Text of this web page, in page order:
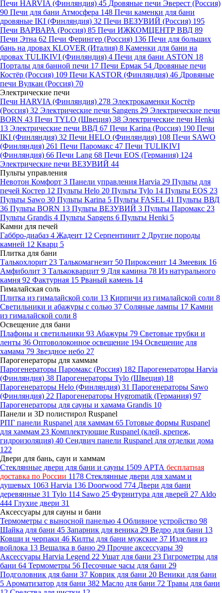
Печи HARVIA (Финляндия) 45 Дровяные печи Эверест (Россия)
90 Печи для бани Атмосфера 148 Печи каменки для бани
дровяные IKI (Финляндия) 32 Печи ВЕЗУВИЙ (Россия) 195
Печи ВАРВАРА (Россия) 85 Печи ИЖКОМЦЕНТР ВВД 89
Печи Этна 62 Печи Ферингер (Россия) 136 Печи для больших
бань на дровах KLOVER (Италия) 8 Каменки для бани на
дровах TULIKIVI (Финляндия) 4 Печи для бани ASTON 18
Порталы для банной печи 17 Печи Ермак 54 Дровяные печи
Костёр (Россия) 109 Печи KASTOR (Финляндия) 46 Дровяные
печи Вулкан (Россия) 70
Электрические печи
Печи HARVIA (Финляндия) 278 Электрокаменки Костёр
(Россия) 32 Электрические печи Sangens 29 Электрические печи
BORN 43 Печи TYLO (Швеция) 38 Электрические печи Henki
13 Электрические печи ВВД 67 Печи Karina (Россия) 190 Печи
IKI (Финляндия) 32 Печи HELO (Финляндия) 108 Печи SAWO
(Финляндия) 261 Печи Паромакс 47 Печи TULIKIVI
(Финляндия) 66 Печи Lang 68 Печи EOS (Германия) 124
Электрические печи ВЕЗУВИЙ 44
Пульты управления
Невотон Комфорт 3 Панели управления Harvia 29 Пульты для
печей Костер 12 Пульты Helo 20 Пульты Tylo 14 Пульты EOS 23
Пульты Sawo 30 Пульты Karina 5 Пульты FASEL 41 Пульты ВВД
36 Пульты BORN 13 Пульты ВЕЗУВИЙ 3 Пульты Паромакс 23
Пульты Grandis 4 Пульты Sangens 6 Пульты Henki 5
Камни для печей
Габбро-диабаз 4 Жадеит 12 Серпентинит 2 Другие породы
камней 12 Кварц 5
Плитка для бани
Талькохлорит 23 Талькомагнезит 50 Пироксенит 14 Змеевик 16
Амфиболит 3 Талькокварцит 9 Для камина 78 Из натурального
камня 92 Фактурная 15 Рваный камень 14
Гималайская соль
Плитка из гималайской соли 13 Кирпичи из гималайской соли 8
Светильники и абажуры с солью 37 Соляные лампы 17 Камни
из гималайской соли 8
Освещение для бани
Плафоны и светильники 93 Абажуры 79 Световые трубки и
ленты 36 Оптоволоконное освещение 194 Освещение для
хамама 79 Звездное небо 27
Парогенераторы для хаммам
Парогенераторы Паромакс (Россия) 182 Парогенераторы Harvia
(Финляндия) 38 Парогенераторы Tylo (Швеция) 18
Парогенераторы Helo (Финляндия) 31 Парогенераторы Sawo
(Финляндия) 22 Парогенераторы Hygromatik (Германия) 97
Парогенераторы для сауны и хамама Grandis 10
Панели и 3D полистирол Ruspanel
РПГ панели Ruspanel для хаммам 65 Готовые формы Ruspanel
для хаммам 23 Комплектующие Ruspanel (клей, крепеж,
гидроизоляция) 40 Сендвич панели Ruspanel для отделки дома
122
Двери для бань, саун и хаммам
Стеклянные двери для бани и сауны 1509 АРТА бесплатная
доставка по России 1178 Стеклянные двери для хамам и
душевых 1063 Harvia 136 Doorwood 774 Двери для бани
деревянные 31 Tylo 114 Sawo 25 Фурнитура для дверей 27 Aldo
444 Глухие двери 31
Аксессуары для сауны и бани
Термометры с выносной панелью 4 Обливное устройство 98
Шайка для бани 45 Запарник для веника 29 Ведро для бани 13
Ковши и черпаки 46 Килты для бани мужские 37 Изделия из
войлока 13 Вешалка в баню 29 Прочие аксессуары 39
Аксессуары Harvia Legend 22 Ушат для бани 23 Гигрометры для
бани 64 Термометры 56 Песочные часы для бани 29
Подголовник для бани 37 Коврик для бани 20 Веники для бани
5 Ароматизатор для бани 382 Масло для бани 72 Травы для бани